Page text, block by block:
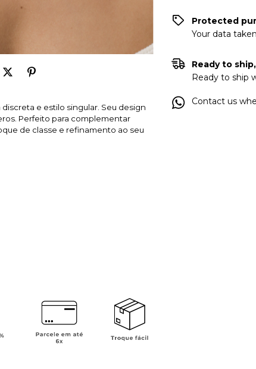
e estilo singular. Seu design
Perfeito para complementar
de classe e refinamento ao seu
Protected
Your data
Ready to
Ready to ship
Contact us